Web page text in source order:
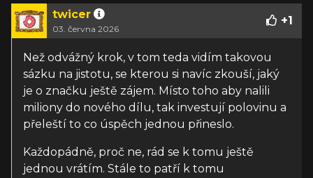
twicer
03. června 2026
+1
Než odvážný krok, v tom teda vidím takovou
sázku na jistotu, se kterou si navíc zkouší, jaký
je o značku ještě zájem. Místo toho aby nalili
miliony do nového dílu, tak investují polovinu a
přeleští to co úspěch jednou přineslo.
Každopádně, proč ne, rád se k tomu ještě
jednou vrátím. Stále to patří k tomu